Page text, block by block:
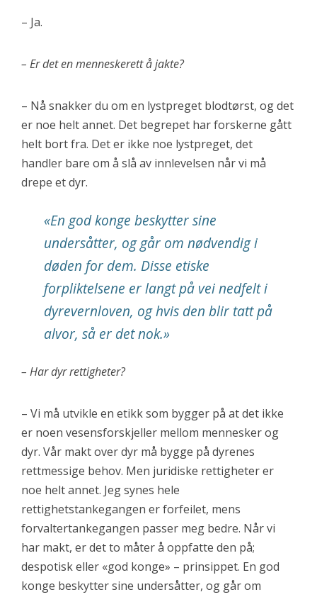
– Ja.
– Er det en menneskerett å jakte?
– Nå snakker du om en lystpreget blodtørst, og det
er noe helt annet. Det begrepet har forskerne gått
helt bort fra. Det er ikke noe lystpreget, det
handler bare om å slå av innlevelsen når vi må
drepe et dyr.
«En god konge beskytter sine
undersåtter, og går om nødvendig i
døden for dem. Disse etiske
forpliktelsene er langt på vei nedfelt i
dyrevernloven, og hvis den blir tatt på
alvor, så er det nok.»
– Har dyr rettigheter?
– Vi må utvikle en etikk som bygger på at det ikke
er noen vesensforskjeller mellom mennesker og
dyr. Vår makt over dyr må bygge på dyrenes
rettmessige behov. Men juridiske rettigheter er
noe helt annet. Jeg synes hele
rettighetstankegangen er forfeilet, mens
forvaltertankegangen passer meg bedre. Når vi
har makt, er det to måter å oppfatte den på;
despotisk eller «god konge» – prinsippet. En god
konge beskytter sine undersåtter, og går om